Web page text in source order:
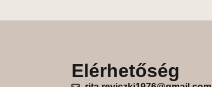
Elérhetőség